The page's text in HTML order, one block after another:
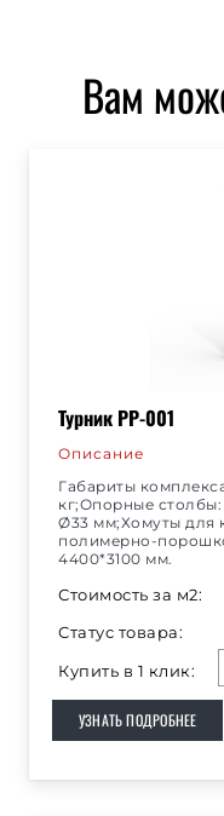
Вам
Турник РР-001
Описание
Габариты
кг;Опорные
Ø33 мм;Хомуты для
полимерно-
4400*3100 мм.
Стоимость за м2:
Статус товара:
Купить в 1 клик:
УЗНАТЬ ПОДРОБНЕЕ